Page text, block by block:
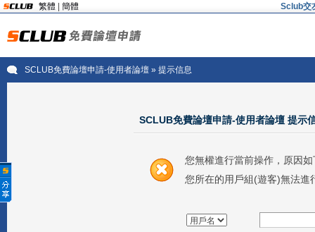
繁體 簡體 Sclub交
SCLUB免費論壇申請-使用者論壇» 提示信息
SCLUB免費論壇申請-使用者論壇 提示
您無權進行當前操作，原因如
您所在的用戶組(遊客)無法進